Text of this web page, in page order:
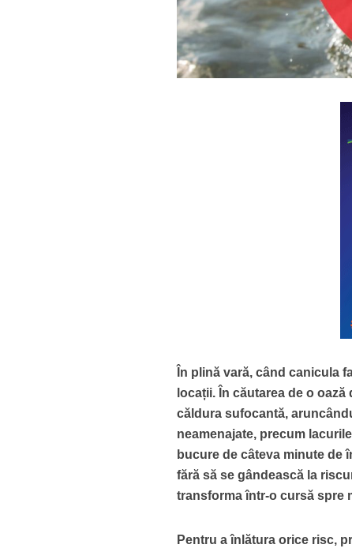
În plină vară, când canicula
locații. În căutarea de o
căldura sufocantă,
neamenajate, precum
bucure de câteva minute de
fără să se gândească la
transforma într-o cursă spre
Pentru a înlătura orice risc,